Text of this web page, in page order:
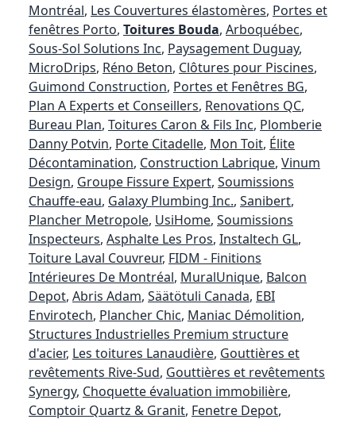
Montréal, Les Couvertures élastomères, Portes et
fenêtres Porto, Toitures Bouda, Arboquébec,
Sous-Sol Solutions Inc, Paysagement Duguay,
MicroDrips, Réno Beton, Clôtures pour Piscines,
Guimond Construction, Portes et Fenêtres BG,
Plan A Experts et Conseillers, Renovations QC,
Bureau Plan, Toitures Caron & Fils Inc, Plomberie
Danny Potvin, Porte Citadelle, Mon Toit, Élite
Décontamination, Construction Labrique, Vinum
Design, Groupe Fissure Expert, Soumissions
Chauffe-eau, Galaxy Plumbing Inc., Sanibert,
Plancher Metropole, UsiHome, Soumissions
Inspecteurs, Asphalte Les Pros, Instaltech GL,
Toiture Laval Couvreur, FIDM - Finitions
Intérieures De Montréal, MuralUnique, Balcon
Depot, Abris Adam, Säätötuli Canada, EBI
Envirotech, Plancher Chic, Maniac Démolition,
Structures Industrielles Premium structure
d'acier, Les toitures Lanaudière, Gouttières et
revêtements Rive-Sud, Gouttières et revêtements
Synergy, Choquette évaluation immobilière,
Comptoir Quartz & Granit, Fenetre Depot,